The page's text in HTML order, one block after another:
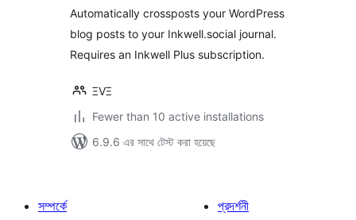
Automatically crossposts your WordPress
blog posts to your Inkwell.social journal.
Requires an Inkwell Plus subscription.
ΞVΞ
Fewer than 10 active installations
6.9.6 এর সাথে টেস্ট করা হয়েছে
সম্পর্কে
প্রদর্শনী